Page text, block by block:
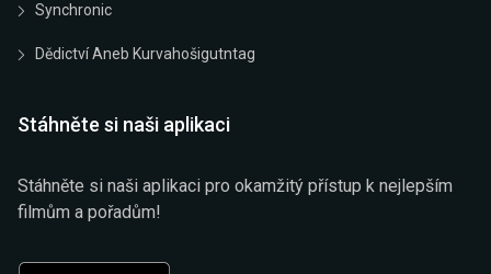
Synchronic
Dědictví Aneb Kurvahošigutntag
Stáhněte si naši aplikaci
Stáhněte si naši aplikaci pro okamžitý přístup k nejlepším
filmům a pořadům!